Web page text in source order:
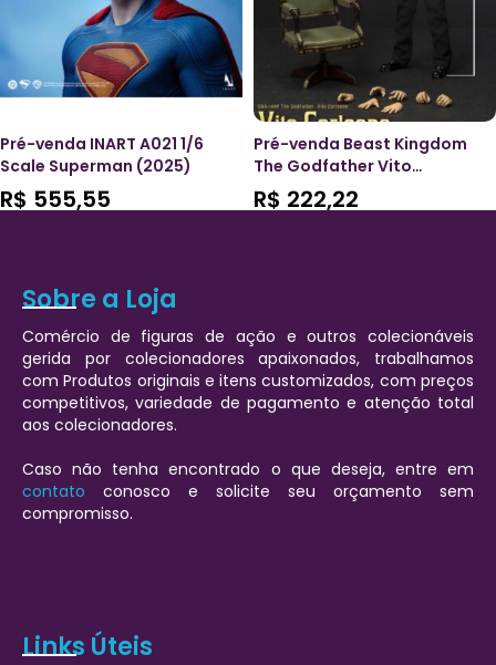
Pré-venda INART A021 1/6
Scale Superman (2025)
R$ 555,55
Pré-venda Beast Kingdom
The Godfather Vito
Corleone DAH-144P
Dynamic 8-Ction Heroes
R$ 222,22
Sobre a Loja
Comércio de figuras de ação e outros colecionáveis
gerida por colecionadores apaixonados, trabalhamos
com Produtos originais e itens customizados, com preços
competitivos, variedade de pagamento e atenção total
aos colecionadores.
Caso não tenha encontrado o que deseja, entre em
contato conosco e solicite seu orçamento sem
compromisso.
Links Úteis